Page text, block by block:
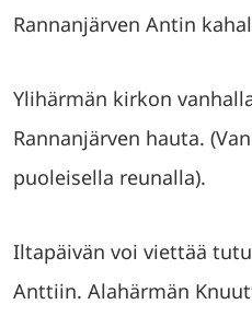
Rannanjärven Antin
Ylihärmän kirkon
Rannanjärven hauta.
puoleisella reunalla).
Iltapäivän voi viettää
Anttiin. Alahärmän